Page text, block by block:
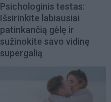
Psichologinis testas:
Išsirinkite labiausiai
patinkančią gėlę ir
sužinokite savo vidinę
supergalią